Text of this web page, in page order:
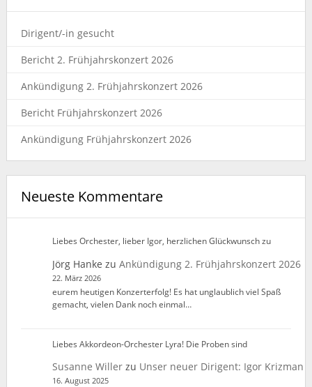
Dirigent/-in gesucht
Bericht 2. Frühjahrskonzert 2026
Ankündigung 2. Frühjahrskonzert 2026
Bericht Frühjahrskonzert 2026
Ankündigung Frühjahrskonzert 2026
Neueste Kommentare
Jörg Hanke zuAnkündigung 2. Frühjahrskonzert 2026
22. März 2026
Liebes Orchester, lieber Igor, herzlichen Glückwunsch zu
eurem heutigen Konzerterfolg! Es hat unglaublich viel Spaß
gemacht, vielen Dank noch einmal…
Susanne Willer zu Unser neuer Dirigent: Igor Krizman
16. August 2025
Liebes Akkordeon-Orchester Lyra! Die Proben sind